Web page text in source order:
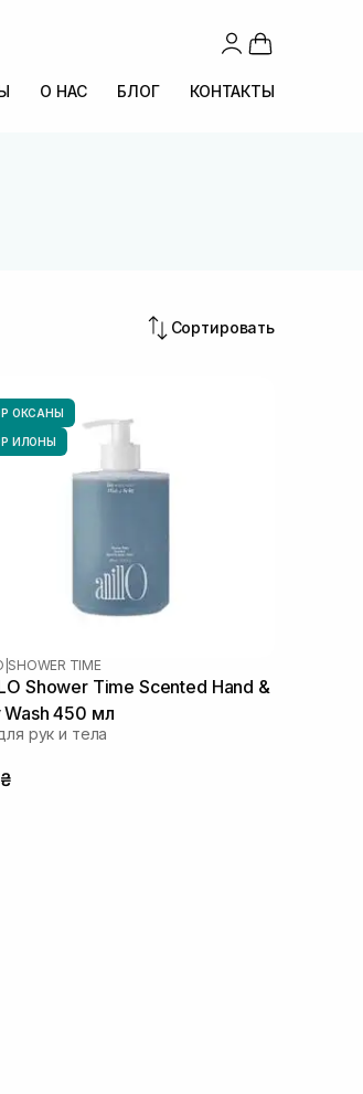
О НАС БЛОГ КОНТАКТЫ
Сортировать
ОКСАНЫ
ИЛОНЫ
SHOWER TIME
Shower Time Scented Hand &
Wash 450 мл
рук и тела